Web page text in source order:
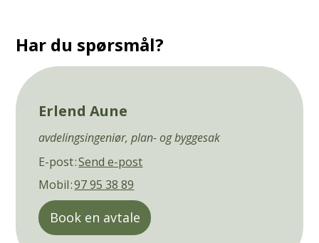
Har du spørsmål?
Erlend Aune
avdelingsingeniør, plan- og byggesak
E-postSend e-post
Mobil97 95 38 89
Book en avtale